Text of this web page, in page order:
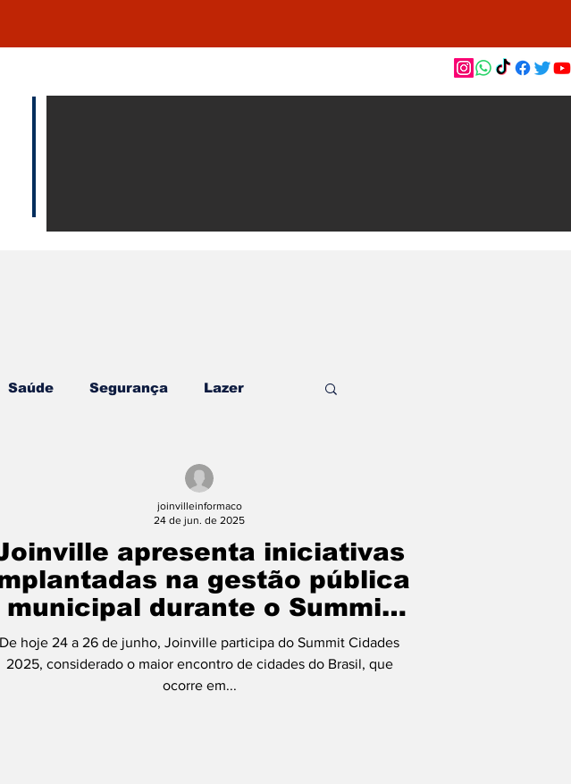
Saúde Segurança Lazer
apresenta iniciativas
na gestão pública
municipal durante o Summit
Cidades 2025
De hoje 24 a 26 de junho, Joinville participa do Summit Cidades
2025, considerado o maior encontro de cidades do Brasil, que
ocorre em...
joinvilleinformaco
24 de jun. de 2025